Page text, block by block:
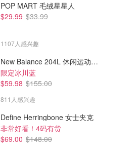
POP MART 毛绒星星人
$29.99 $33.99
1107人感兴趣
New Balance 204L 休闲运动鞋 蓝银色
限定冰川蓝
$59.98 $155.00
811人感兴趣
Define Herringbone 女士夹克
非常好看！4码有货
$69.00 $148.00